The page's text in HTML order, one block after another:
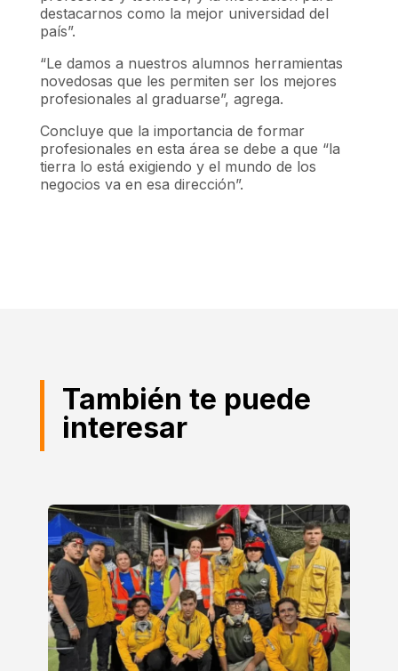
destacarnos como la mejor universidad del
país”.
“Le damos a nuestros alumnos herramientas
novedosas que les permiten ser los mejores
profesionales al graduarse”, agrega.
Concluye que la importancia de formar
profesionales en esta área se debe a que “la
tierra lo está exigiendo y el mundo de los
negocios va en esa dirección”.
También te puede
interesar